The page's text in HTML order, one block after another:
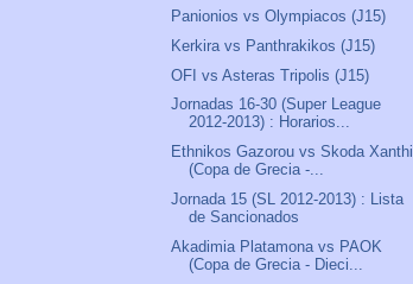
Panionios vs Olympiacos (J15)
Kerkira vs Panthrakikos (J15)
OFI vs Asteras Tripolis (J15)
Jornadas 16-30 (Super League
2012-2013) : Horarios...
Ethnikos Gazorou vs Skoda Xanthi
(Copa de Grecia -...
Jornada 15 (SL 2012-2013) : Lista
de Sancionados
Akadimia Platamona vs PAOK
(Copa de Grecia - Dieci...